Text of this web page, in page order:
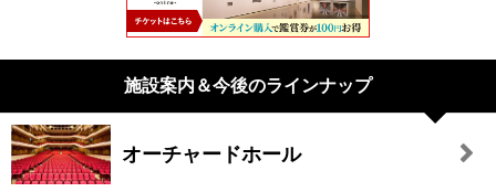
施設案内＆今後のラインナップ
オーチャードホール